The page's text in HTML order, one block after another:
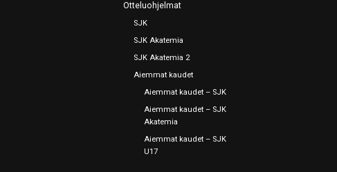
Otteluohjelmat
SJK
SJK Akatemia
SJK Akatemia 2
Aiemmat kaudet
Aiemmat kaudet – SJK
Aiemmat kaudet – SJK
Akatemia
Aiemmat kaudet – SJK
U17